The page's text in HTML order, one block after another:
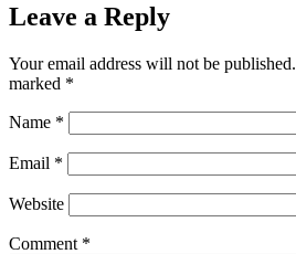
Leave a Reply
Your email address will not be published.
marked *
Name *
Email *
Website
Comment *